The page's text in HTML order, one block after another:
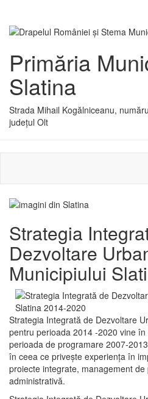
Primăria
Slatina
Strada Mihail Kogălniceanu,
județul Olt
Strategia
Dezvoltare
Municipiului
Strategia Integrată de Dezvoltare
pentru perioada 2014 -2020 vine
perioada de programare 2007-
în ceea ce priveşte experienţa în
proiecte integrate, management
administrativă.